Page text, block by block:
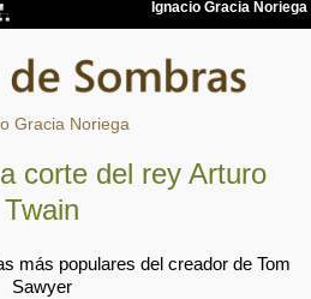
Gracia Noriega
corte del rey Arturo
Twain
más populares del creador de Tom
Sawyer